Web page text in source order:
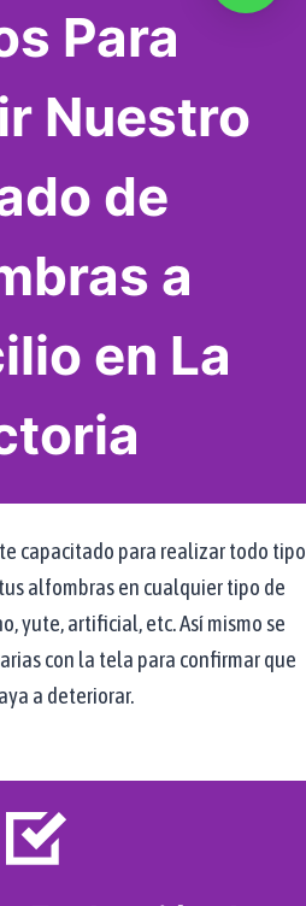
Para
Nuestro
de
a
en La
capacitado para realizar todo tipo
alfombras en cualquier tipo de
yute, artificial, etc. Así mismo se
con la tela para confirmar que
a deteriorar.